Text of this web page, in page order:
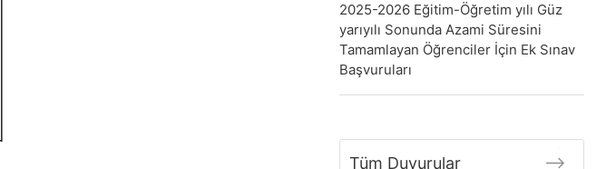
2025-2026 Eğitim-Öğretim yılı Güz
yarıyılı Sonunda Azami Süresini
Tamamlayan Öğrenciler İçin Ek Sınav
Başvuruları
Tüm Duyurular